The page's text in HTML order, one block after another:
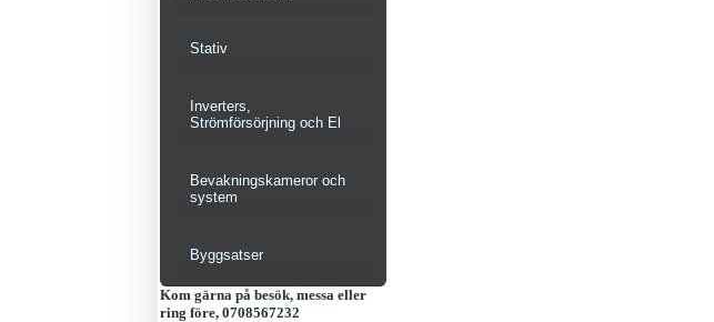
Stativ
Inverters,
Strömförsörjning och El
Bevakningskameror och
system
Byggsatser
Kom gärna på besök, messa eller
ring före, 0708567232